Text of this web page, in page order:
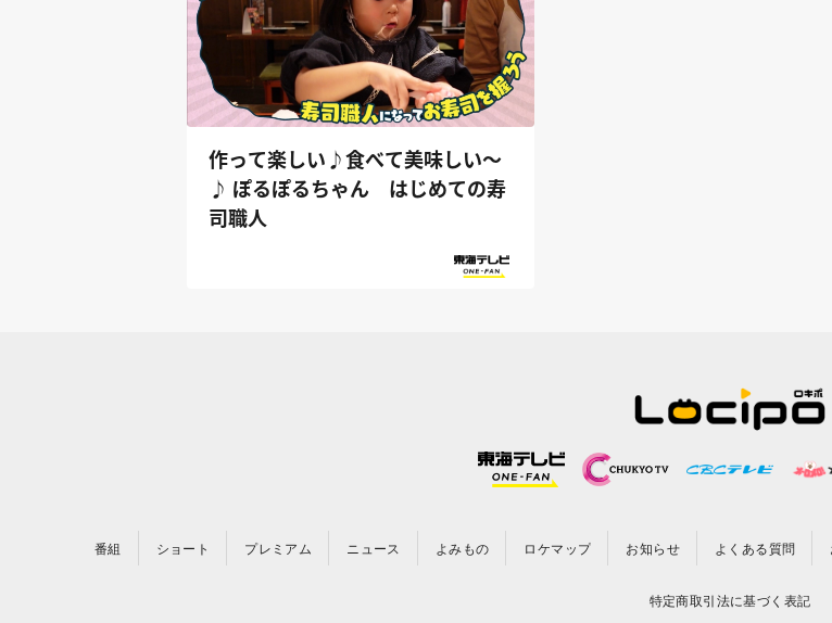
作って楽しい♪食べて美味しい～
♪ ぽるぽるちゃん はじめての寿
司職人
番組 ショート プレミアム ニュース よみもの ロケマップ お知らせ よくある質問
特定商取引法に基づく表記